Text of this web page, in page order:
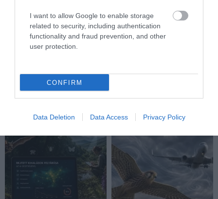
I want to allow Google to enable storage
related to security, including authentication
functionality and fraud prevention, and other
user protection.
CONFIRM
Data Deletion Data Access Privacy Policy
MACSKA LELETE – AZTÁN
VALAKI VÉGRE RÁNÉZETT
PRÓBÁL: ÍGY SEGÍTHETI AZ AI
2026-07-27